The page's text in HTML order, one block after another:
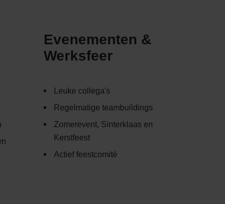
Evenementen &
Werksfeer
Leuke collega's
Regelmatige teambuildings
Zomerevent, Sinterklaas en
Kerstfeest
Actief feestcomité